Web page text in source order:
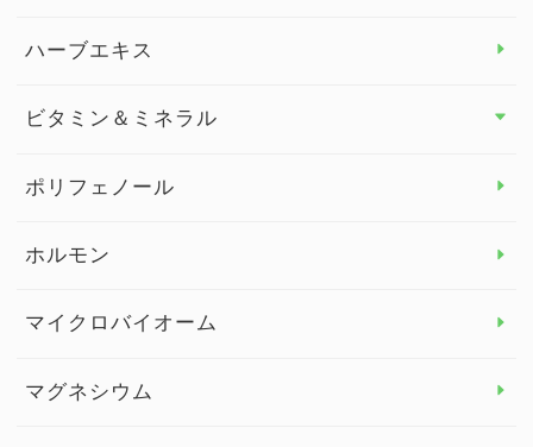
健康セミナー
ダイエット トップ
ハーブエキス
ビタミン＆ミネラル
ビタミン＆ミネラル トップ
ビタミンE
ポリフェノール
ホルモン
マイクロバイオーム
マグネシウム